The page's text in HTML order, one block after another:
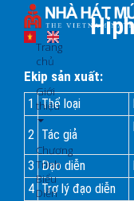
Trang
chủ
Giới
thiệu
Chương
Trình
Biểu
Diễn
Ekip sản xuất:
1 Thể loại
2 Tác giả
3 Đạo diễn
4 Trợ lý đạo diễn